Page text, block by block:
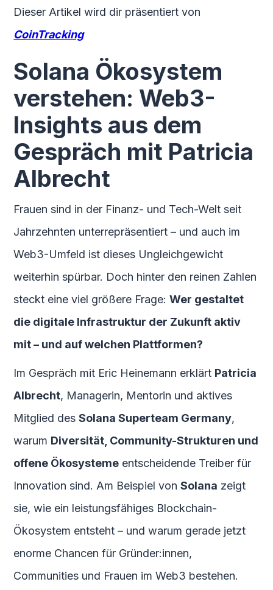
Dieser Artikel wird dir präsentiert von
CoinTracking
Solana Ökosystem
verstehen: Web3-
Insights aus dem
Gespräch mit Patricia
Albrecht
Frauen sind in der Finanz- und Tech-Welt seit
Jahrzehnten unterrepräsentiert – und auch im
Web3-Umfeld ist dieses Ungleichgewicht
weiterhin spürbar. Doch hinter den reinen Zahlen
steckt eine viel größere Frage:Wer gestaltet
die digitale Infrastruktur der Zukunft aktiv
mit – und auf welchen Plattformen?
Im Gespräch mit Eric Heinemann erklärt Patricia
Albrecht, Managerin, Mentorin und aktives
Mitglied desSolana Superteam Germany,
warum Diversität, Community-Strukturen und
offene Ökosysteme entscheidende Treiber für
Innovation sind. Am Beispiel vonSolana zeigt
sie, wie ein leistungsfähiges Blockchain-
Ökosystem entsteht – und warum gerade jetzt
enorme Chancen für Gründer:innen,
Communities und Frauen im Web3 bestehen.